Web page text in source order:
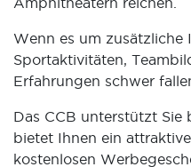
Wenn es um zusätzliche
Sportaktivitäten,
Erfahrungen schwer
Das CCB unterstützt
bietet Ihnen ein
kostenlosen